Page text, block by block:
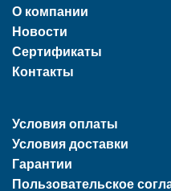
О компании
Новости
Сертификаты
Контакты
Условия оплаты
Условия доставки
Гарантии
Пользовательское